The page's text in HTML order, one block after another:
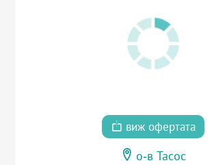
виж офертата
о-в Тасос